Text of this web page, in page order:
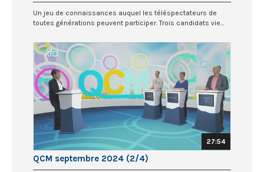
Un jeu de connaissances auquel les téléspectateurs de
toutes générations peuvent participer. Trois candidats vie...
27:54
QCM septembre 2024 (2/4)